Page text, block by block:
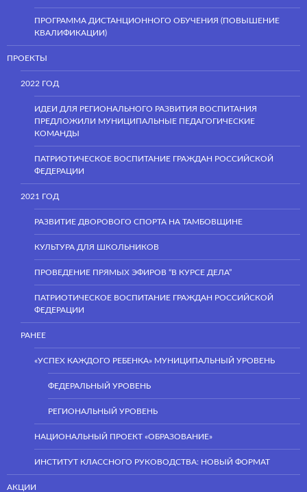
ПРОГРАММА ДИСТАНЦИОННОГО ОБУЧЕНИЯ (ПОВЫШЕНИЕ
КВАЛИФИКАЦИИ)
ПРОЕКТЫ
2022 ГОД
ИДЕИ ДЛЯ РЕГИОНАЛЬНОГО РАЗВИТИЯ ВОСПИТАНИЯ
ПРЕДЛОЖИЛИ МУНИЦИПАЛЬНЫЕ ПЕДАГОГИЧЕСКИЕ
КОМАНДЫ
ПАТРИОТИЧЕСКОЕ ВОСПИТАНИЕ ГРАЖДАН РОССИЙСКОЙ
ФЕДЕРАЦИИ
2021 ГОД
РАЗВИТИЕ ДВОРОВОГО СПОРТА НА ТАМБОВЩИНЕ
КУЛЬТУРА ДЛЯ ШКОЛЬНИКОВ
ПРОВЕДЕНИЕ ПРЯМЫХ ЭФИРОВ “В КУРСЕ ДЕЛА”
ПАТРИОТИЧЕСКОЕ ВОСПИТАНИЕ ГРАЖДАН РОССИЙСКОЙ
ФЕДЕРАЦИИ
РАНЕЕ
«УСПЕХ КАЖДОГО РЕБЕНКА» МУНИЦИПАЛЬНЫЙ УРОВЕНЬ
ФЕДЕРАЛЬНЫЙ УРОВЕНЬ
РЕГИОНАЛЬНЫЙ УРОВЕНЬ
НАЦИОНАЛЬНЫЙ ПРОЕКТ «ОБРАЗОВАНИЕ»
ИНСТИТУТ КЛАССНОГО РУКОВОДСТВА: НОВЫЙ ФОРМАТ
АКЦИИ